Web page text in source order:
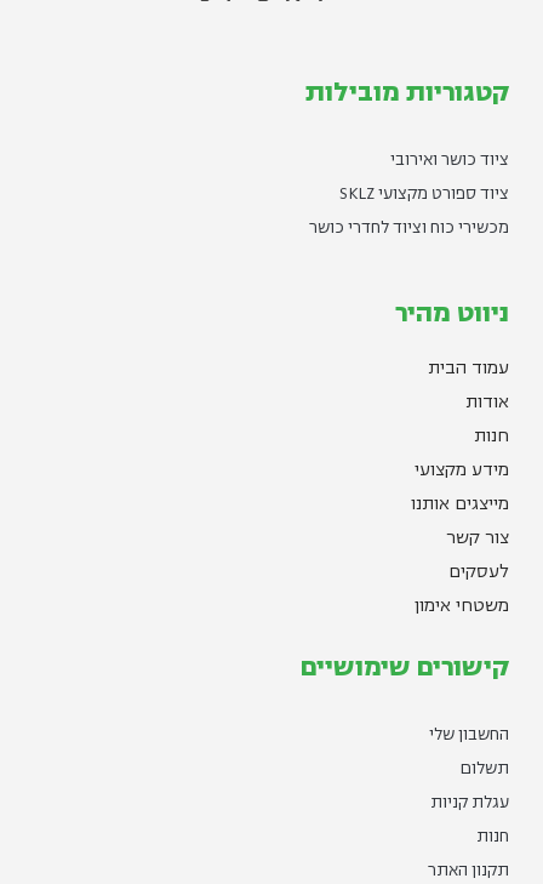
קטגוריות מובילות
ציוד כושר ואירובי
ציוד ספורט מקצועי SKLZ
מכשירי כוח וציוד לחדרי כושר
ניווט מהיר
עמוד הבית
אודות
חנות
מידע מקצועי
מייצגים אותנו
צור קשר
לעסקים
משטחי אימון
קישורים שימושיים
החשבון שלי
תשלום
עגלת קניות
חנות
תקנון האתר